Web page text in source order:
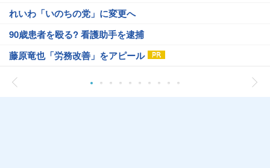
れいわ「いのちの党」に変更へ
90歳患者を殴る? 看護助手を逮捕
藤原竜也「労務改善」をアピール